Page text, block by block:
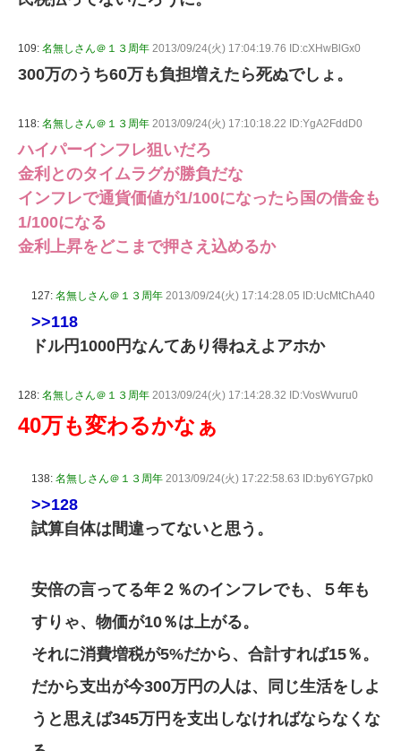
109: 名無しさん＠１３周年 2013/09/24(火) 17:04:19.76 ID:cXHwBlGx0
300万のうち60万も負担増えたら死ぬでしょ。
118: 名無しさん＠１３周年 2013/09/24(火) 17:10:18.22 ID:YgA2FddD0
ハイパーインフレ狙いだろ
金利とのタイムラグが勝負だな
インフレで通貨価値が1/100になったら国の借金も
1/100になる
金利上昇をどこまで押さえ込めるか
127: 名無しさん＠１３周年 2013/09/24(火) 17:14:28.05 ID:UcMtChA40
>>118
ドル円1000円なんてあり得ねえよアホか
128: 名無しさん＠１３周年 2013/09/24(火) 17:14:28.32 ID:VosWvuru0
40万も変わるかなぁ
138: 名無しさん＠１３周年 2013/09/24(火) 17:22:58.63 ID:by6YG7pk0
>>128
試算自体は間違ってないと思う。
安倍の言ってる年２％のインフレでも、５年も
すりゃ、物価が10％は上がる。
それに消費増税が5%だから、合計すれば15％。
だから支出が今300万円の人は、同じ生活をしよ
うと思えば345万円を支出しなければならなくな